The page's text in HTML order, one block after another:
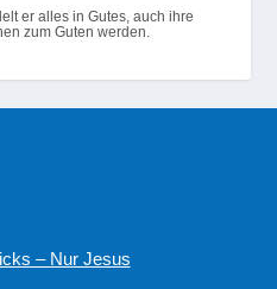
er alles in Gutes, auch ihre
zum Guten werden.
– Nur Jesus